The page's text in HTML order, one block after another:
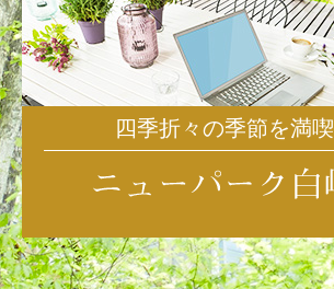
四季折々の季節を満喫